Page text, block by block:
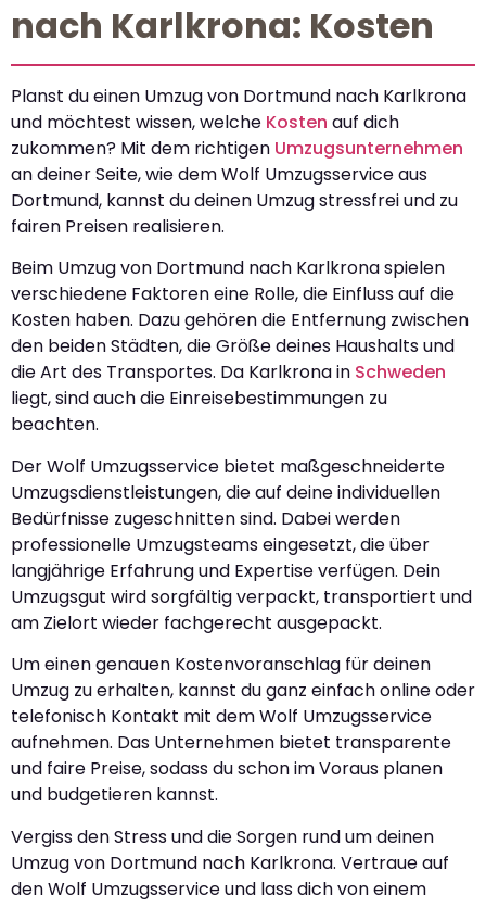
nach Karlkrona: Kosten
Planst du einen Umzug von Dortmund nach Karlkrona
und möchtest wissen, welche Kosten auf dich
zukommen? Mit dem richtigen Umzugsunternehmen
an deiner Seite, wie dem Wolf Umzugsservice aus
Dortmund, kannst du deinen Umzug stressfrei und zu
fairen Preisen realisieren.
Beim Umzug von Dortmund nach Karlkrona spielen
verschiedene Faktoren eine Rolle, die Einfluss auf die
Kosten haben. Dazu gehören die Entfernung zwischen
den beiden Städten, die Größe deines Haushalts und
die Art des Transportes. Da Karlkrona in Schweden
liegt, sind auch die Einreisebestimmungen zu
beachten.
Der Wolf Umzugsservice bietet maßgeschneiderte
Umzugsdienstleistungen, die auf deine individuellen
Bedürfnisse zugeschnitten sind. Dabei werden
professionelle Umzugsteams eingesetzt, die über
langjährige Erfahrung und Expertise verfügen. Dein
Umzugsgut wird sorgfältig verpackt, transportiert und
am Zielort wieder fachgerecht ausgepackt.
Um einen genauen Kostenvoranschlag für deinen
Umzug zu erhalten, kannst du ganz einfach online oder
telefonisch Kontakt mit dem Wolf Umzugsservice
aufnehmen. Das Unternehmen bietet transparente
und faire Preise, sodass du schon im Voraus planen
und budgetieren kannst.
Vergiss den Stress und die Sorgen rund um deinen
Umzug von Dortmund nach Karlkrona. Vertraue auf
den Wolf Umzugsservice und lass dich von einem